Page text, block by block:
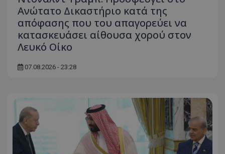
Ανώτατο Δικαστήριο κατά της
απόφασης που του απαγορεύει να
κατασκευάσει αίθουσα χορού στον
Λευκό Οίκο
07.08.2026 - 23:28